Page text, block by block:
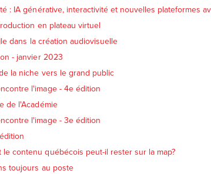
: IA générative, interactivité et nouvelles plateformes
en plateau virtuel
dans la création audiovisuelle
- janvier 2023
la niche vers le grand public
l'image - 4e édition
de l'Académie
l'image - 3e édition
le contenu québécois peut-il rester sur la map?
toujours au poste